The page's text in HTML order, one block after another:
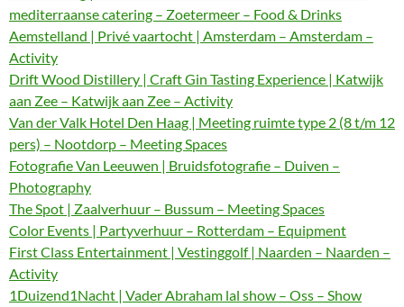
mediterraanse catering – Zoetermeer – Food & Drinks
Aemstelland | Privé vaartocht | Amsterdam – Amsterdam –
Activity
Drift Wood Distillery | Craft Gin Tasting Experience | Katwijk
aan Zee – Katwijk aan Zee – Activity
Van der Valk Hotel Den Haag | Meeting ruimte type 2 (8 t/m 12
pers) – Nootdorp – Meeting Spaces
Fotografie Van Leeuwen | Bruidsfotografie – Duiven –
Photography
The Spot | Zaalverhuur – Bussum – Meeting Spaces
Color Events | Partyverhuur – Rotterdam – Equipment
First Class Entertainment | Vestinggolf | Naarden – Naarden –
Activity
1Duizend1Nacht | Vader Abraham lal show – Oss – Show